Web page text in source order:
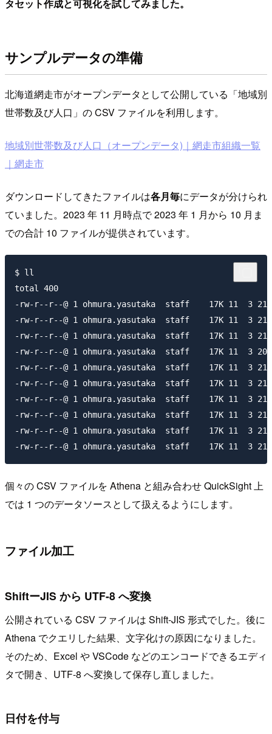
タセット作成と可視化を試してみました。
サンプルデータの準備
北海道網走市がオープンデータとして公開している「地域別
世帯数及び人口」の CSV ファイルを利用します。
地域別世帯数及び人口（オープンデータ)｜網走市組織一覧
｜網走市
ダウンロードしてきたファイルは各月毎にデータが分けられ
ていました。2023 年 11 月時点で 2023 年 1 月から 10 月ま
での合計 10 ファイルが提供されています。
$ ll
total 400
-rw-r--r--@ 1 ohmura.yasutaka  staff    17K 11  3
-rw-r--r--@ 1 ohmura.yasutaka  staff    17K 11  3
-rw-r--r--@ 1 ohmura.yasutaka  staff    17K 11  3
-rw-r--r--@ 1 ohmura.yasutaka  staff    17K 11  3
-rw-r--r--@ 1 ohmura.yasutaka  staff    17K 11  3
-rw-r--r--@ 1 ohmura.yasutaka  staff    17K 11  3
-rw-r--r--@ 1 ohmura.yasutaka  staff    17K 11  3
-rw-r--r--@ 1 ohmura.yasutaka  staff    17K 11  3
-rw-r--r--@ 1 ohmura.yasutaka  staff    17K 11  3
個々の CSV ファイルを Athena と組み合わせ QuickSight 上
では 1 つのデータソースとして扱えるようにします。
ファイル加工
ShiftーJIS から UTF-8 へ変換
公開されている CSV ファイルは Shift-JIS 形式でした。後に
Athena でクエリした結果、文字化けの原因になりました。
そのため、Excel や VSCode などのエンコードできるエディ
タで開き、UTF-8 へ変換して保存し直しました。
日付を付与